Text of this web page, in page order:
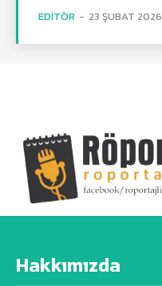
EDITÖR - 23 ŞUBAT 2026
Hakkımızda